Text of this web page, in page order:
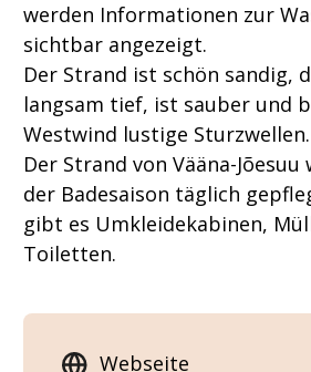
werden Informationen zur
sichtbar angezeigt.
Der Strand ist schön sandig,
langsam tief, ist sauber und
Westwind lustige Sturzwellen.
Der Strand von Vääna-
der Badesaison täglich
gibt es Umkleidekabinen,
Toiletten.
Webseite